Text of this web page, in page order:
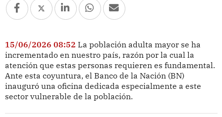
15/06/2026 08:52 La población adulta mayor se ha
incrementado en nuestro país, razón por la cual la
atención que estas personas requieren es fundamental.
Ante esta coyuntura, el Banco de la Nación (BN)
inauguró una oficina dedicada especialmente a este
sector vulnerable de la población.